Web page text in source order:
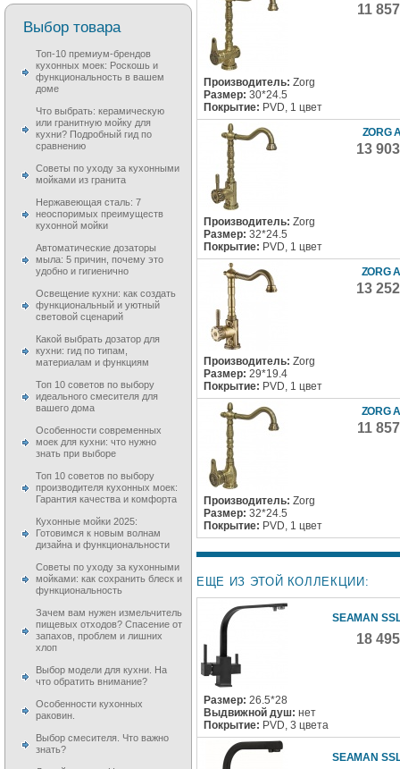
11
Производитель: Zorg
Размер: 30*24.5
Покрытие: PVD, 1 цвет
ZORG
13
Производитель: Zorg
Размер: 32*24.5
Покрытие: PVD, 1 цвет
ZORG
13
Производитель: Zorg
Размер: 29*19.4
Покрытие: PVD, 1 цвет
ZORG
11
Производитель: Zorg
Размер: 32*24.5
Покрытие: PVD, 1 цвет
ЕЩЕ ИЗ ЭТОЙ КОЛЛЕКЦИИ:
SEAMAN
18
Размер: 26.5*28
Выдвижной душ: нет
Покрытие: PVD, 3 цвета
SEAMAN
Выбор товара
Топ-10 премиум-брендов
кухонных моек: Роскошь и
функциональность в вашем
доме
Что выбрать: керамическую
или гранитную мойку для
кухни? Подробный гид по
сравнению
Советы по уходу за кухонными
мойками из гранита
Нержавеющая сталь: 7
неоспоримых преимуществ
кухонной мойки
Автоматические дозаторы
мыла: 5 причин, почему это
удобно и гигиенично
Освещение кухни: как создать
функциональный и уютный
световой сценарий
Какой выбрать дозатор для
кухни: гид по типам,
материалам и функциям
Топ 10 советов по выбору
идеального смесителя для
вашего дома
Особенности современных
моек для кухни: что нужно
знать при выборе
Топ 10 советов по выбору
производителя кухонных моек:
Гарантия качества и комфорта
Кухонные мойки 2025:
Готовимся к новым волнам
дизайна и функциональности
Советы по уходу за кухонными
мойками: как сохранить блеск и
функциональность
Зачем вам нужен измельчитель
пищевых отходов? Спасение от
запахов, проблем и лишних
хлоп
Выбор модели для кухни. На
что обратить внимание?
Особенности кухонных
раковин.
Выбор смесителя. Что важно
знать?